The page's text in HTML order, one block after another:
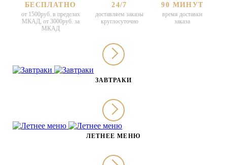
БЕСПЛАТНО
от 1500руб. в пределах
МКАД, от 3000руб. за
МКАД
24/7
доставляем заказы
круглосуточно
90 МИНУТ
время доставки
заказа
ЗАВТРАКИ
ЛЕТНЕЕ МЕНЮ